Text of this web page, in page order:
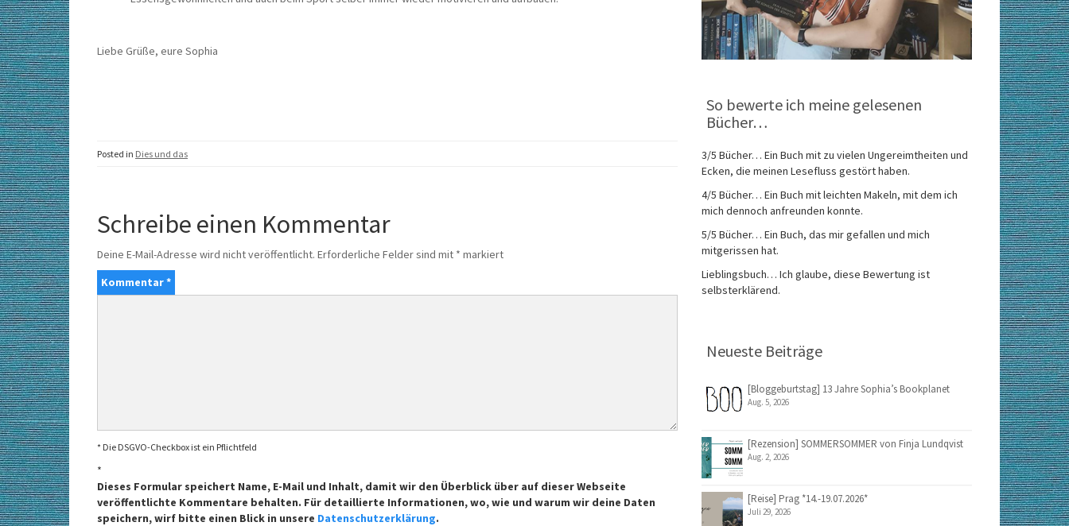
Liebe Grüße, eure Sophia
Posted in Dies und das
Schreibe einen Kommentar
Deine E-Mail-Adresse wird nicht veröffentlicht. Erforderliche Felder sind mit * markiert
Kommentar*
* Die DSGVO-Checkbox ist ein Pflichtfeld
*
Dieses Formular speichert Name, E-Mail und Inhalt, damit wir den Überblick über auf dieser Webseite
veröffentlichte Kommentare behalten. Für detaillierte Informationen, wo, wie und warum wir deine Daten
speichern, wirf bitte einen Blick in unsere Datenschutzerklärung.
So bewerte ich meine gelesenen
Bücher…
3/5 Bücher… Ein Buch mit zu vielen Ungereimtheiten und
Ecken, die meinen Lesefluss gestört haben.
4/5 Bücher… Ein Buch mit leichten Makeln, mit dem ich
mich dennoch anfreunden konnte.
5/5 Bücher… Ein Buch, das mir gefallen und mich
mitgerissen hat.
Lieblingsbuch… Ich glaube, diese Bewertung ist
selbsterklärend.
Neueste Beiträge
[Bloggeburtstag] 13 Jahre Sophia’s Bookplanet
Aug. 5, 2026
[Rezension] SOMMERSOMMER von Finja Lundqvist
Aug. 2, 2026
[Reise] Prag *14.-19.07.2026*
Juli 29, 2026